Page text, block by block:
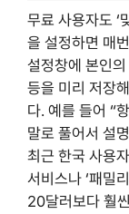
무료 사용자도
을 설정하면 매
설정창에 본인
등을 미리 저장
다. 예를 들어 “
말로 풀어서 설
최근 한국 사용
서비스나 ‘패밀
20달러보다 훨